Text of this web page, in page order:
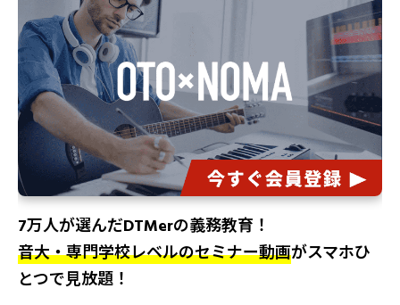
7万人が選んだDTMerの義務教育！
音大・専門学校レベルのセミナー動画がスマホひ
とつで見放題！